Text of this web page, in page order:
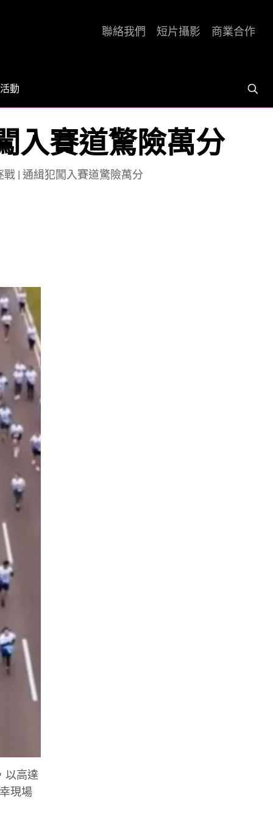
活動
聯絡我們 短片攝影 商業合作
入賽道驚險萬分
| 通緝犯闖入賽道驚險萬分
以高達
現場